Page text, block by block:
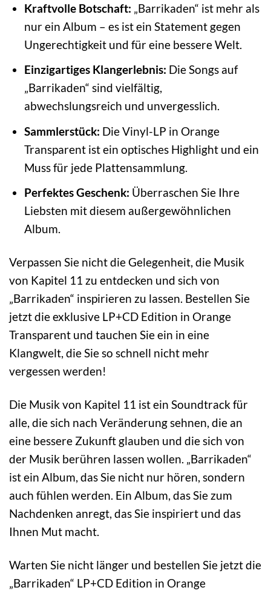
Kraftvolle Botschaft: „Barrikaden“ ist mehr als
nur ein Album – es ist ein Statement gegen
Ungerechtigkeit und für eine bessere Welt.
Einzigartiges Klangerlebnis: Die Songs auf
„Barrikaden“ sind vielfältig,
abwechslungsreich und unvergesslich.
Sammlerstück: Die Vinyl-LP in Orange
Transparent ist ein optisches Highlight und ein
Muss für jede Plattensammlung.
Perfektes Geschenk: Überraschen Sie Ihre
Liebsten mit diesem außergewöhnlichen
Album.
Verpassen Sie nicht die Gelegenheit, die Musik
von Kapitel 11 zu entdecken und sich von
„Barrikaden“ inspirieren zu lassen. Bestellen Sie
jetzt die exklusive LP+CD Edition in Orange
Transparent und tauchen Sie ein in eine
Klangwelt, die Sie so schnell nicht mehr
vergessen werden!
Die Musik von Kapitel 11 ist ein Soundtrack für
alle, die sich nach Veränderung sehnen, die an
eine bessere Zukunft glauben und die sich von
der Musik berühren lassen wollen. „Barrikaden“
ist ein Album, das Sie nicht nur hören, sondern
auch fühlen werden. Ein Album, das Sie zum
Nachdenken anregt, das Sie inspiriert und das
Ihnen Mut macht.
Warten Sie nicht länger und bestellen Sie jetzt die
„Barrikaden“ LP+CD Edition in Orange